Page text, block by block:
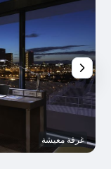
غرفة معيشة